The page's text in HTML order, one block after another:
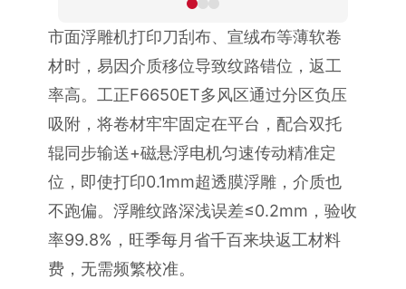
市面浮雕机打印刀刮布、宣绒布等薄软卷
材时，易因介质移位导致纹路错位，返工
率高。工正F6650ET多风区通过分区负压
吸附，将卷材牢牢固定在平台，配合双托
辊同步输送+磁悬浮电机匀速传动精准定
位，即使打印0.1mm超透膜浮雕，介质也
不跑偏。浮雕纹路深浅误差≤0.2mm，验收
率99.8%，旺季每月省千百来块返工材料
费，无需频繁校准。